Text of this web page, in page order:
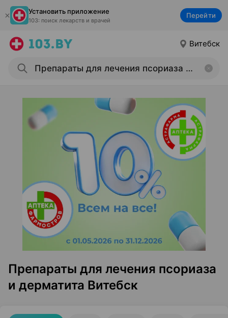
Установить приложение
103: поиск лекарств и врачей
Перейти
Витебск
Препараты для лечения псориаза
и дерматита Витебск